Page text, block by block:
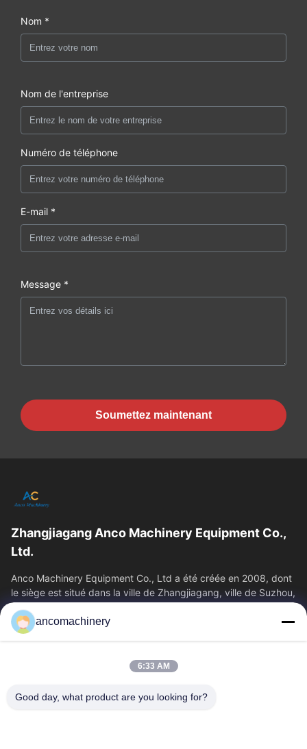
Nom *
Nom de l'entreprise
Numéro de téléphone
E-mail *
Message *
Soumettez maintenant
Zhangjiagang Anco Machinery Equipment Co.,
Ltd.
Anco Machinery Equipment Co., Ltd a été créée en 2008, dont
le siège est situé dans la ville de Zhangjiagang, ville de Suzhou,
province du Jiangsu.
Liens Rapides
A Propos De Nous
Visite D'usine
Contrôle De La Qualité
ancomachinery
6:33 AM
Good day, what product are you looking for?